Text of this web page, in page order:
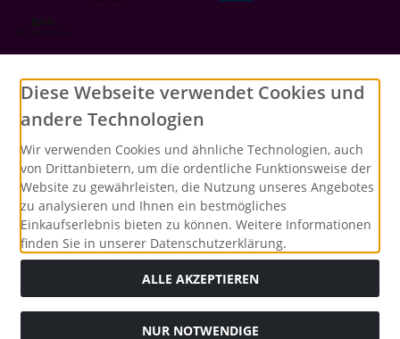
Social Media
Alle Preise inkl. gesetzl. MwSt. zzgl.Versandkosten
Diese Webseite verwendet Cookies und
andere Technologien
Wir verwenden Cookies und ähnliche Technologien, auch
von Drittanbietern, um die ordentliche Funktionsweise der
Website zu gewährleisten, die Nutzung unseres Angebotes
zu analysieren und Ihnen ein bestmögliches
Einkaufserlebnis bieten zu können. Weitere Informationen
finden Sie in unserer Datenschutzerklärung.
ALLE AKZEPTIEREN
NUR NOTWENDIGE